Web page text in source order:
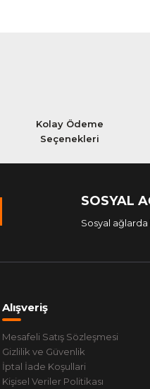
Kolay Ödeme
Seçenekleri
SOSYAL
Sosyal
Alışveriş
Mesafeli Satış Sözleşmesi
Gizlilik ve Güvenlik
İptal İade Koşullari
Kişisel Veriler Politikası